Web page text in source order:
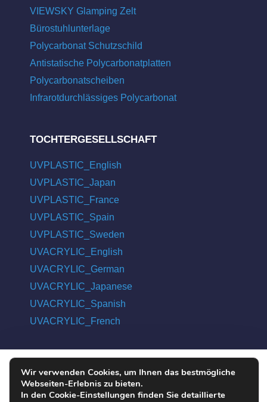
VIEWSKY Glamping Zelt
Bürostuhlunterlage
Polycarbonat Schutzschild
Antistatische Polycarbonatplatten
Polycarbonatscheiben
Infrarotdurchlässiges Polycarbonat
TOCHTERGESELLSCHAFT
UVPLASTIC_English
UVPLASTIC_Japan
UVPLASTIC_France
UVPLASTIC_Spain
UVPLASTIC_Sweden
UVACRYLIC_English
UVACRYLIC_German
UVACRYLIC_Japanese
UVACRYLIC_Spanish
UVACRYLIC_French
COPYRIGHT © 2004 - 2026 UVPLASTIC MATERIAL TECHNOLOGY
CO., LTD. ALL RIGHTS RESERVED
Wir verwenden Cookies, um Ihnen das bestmögliche
Webseiten-Erlebnis zu bieten.
In den Cookie-Einstellungen finden Sie detaillierte